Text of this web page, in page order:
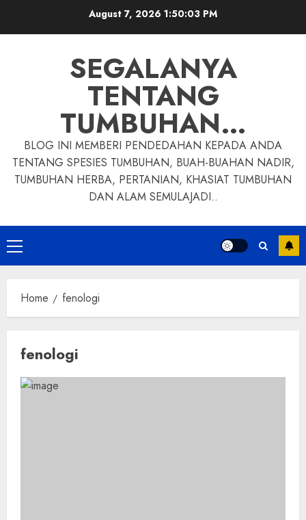
August 7, 2026 1:50:04 PM
SEGALANYA
TENTANG
TUMBUHAN…
BLOG INI MEMBERI PENDEDAHAN KEPADA ANDA
TENTANG SPESIES TUMBUHAN, BUAH-BUAHAN NADIR,
TUMBUHAN HERBA, PERTANIAN, KHASIAT TUMBUHAN
DAN ALAM SEMULAJADI..
Primary
Menu
Home fenologi
fenologi